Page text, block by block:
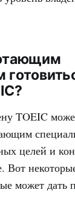
TOEIC
целей и
Вот
может дать